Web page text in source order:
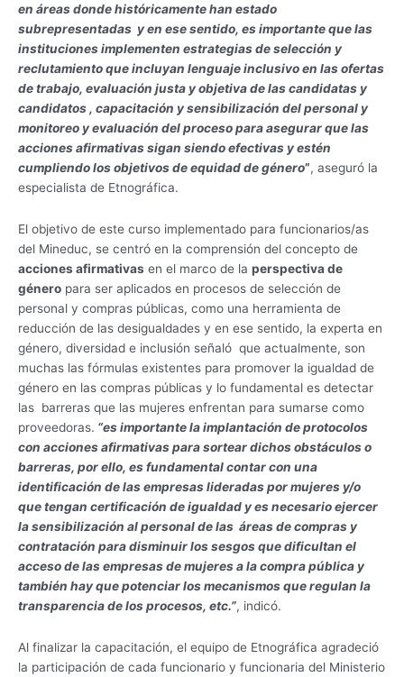
en áreas donde históricamente han estado
subrepresentadas y en ese sentido, es importante que las
instituciones implementen estrategias de selección y
reclutamiento que incluyan lenguaje inclusivo en las ofertas
de trabajo, evaluación justa y objetiva de las candidatas y
candidatos , capacitación y sensibilización del personal y
monitoreo y evaluación del proceso para asegurar que las
acciones afirmativas sigan siendo efectivas y estén
cumpliendo los objetivos de equidad de género”, aseguró la
especialista de Etnográfica.
El objetivo de este curso implementado para funcionarios/as
del Mineduc, se centró en la comprensión del concepto de
acciones afirmativas en el marco de la perspectiva de
género para ser aplicados en procesos de selección de
personal y compras públicas, como una herramienta de
reducción de las desigualdades y en ese sentido, la experta en
género, diversidad e inclusión señaló que actualmente, son
muchas las fórmulas existentes para promover la igualdad de
género en las compras públicas y lo fundamental es detectar
las barreras que las mujeres enfrentan para sumarse como
proveedoras. “es importante la implantación de protocolos
con acciones afirmativas para sortear dichos obstáculos o
barreras, por ello, es fundamental contar con una
identificación de las empresas lideradas por mujeres y/o
que tengan certificación de igualdad y es necesario ejercer
la sensibilización al personal de las áreas de compras y
contratación para disminuir los sesgos que dificultan el
acceso de las empresas de mujeres a la compra pública y
también hay que potenciar los mecanismos que regulan la
transparencia de los procesos, etc.”, indicó.
Al finalizar la capacitación, el equipo de Etnográfica agradeció
la participación de cada funcionario y funcionaria del Ministerio